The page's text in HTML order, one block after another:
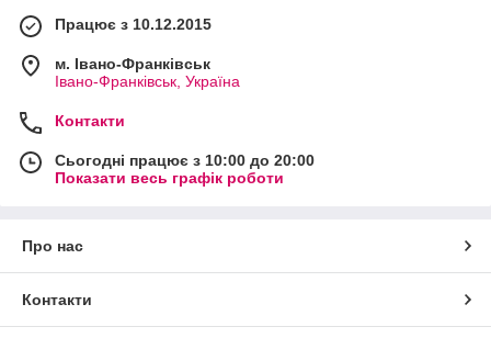
Працює з 10.12.2015
м. Івано-Франківськ
Івано-Франківськ, Україна
Контакти
Сьогодні працює з 10:00 до 20:00
Показати весь графік роботи
Про нас
Контакти